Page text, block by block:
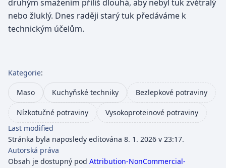
druhým smažením příliš dlouhá, aby nebyl tuk zvětralý
nebo žluklý. Dnes raději starý tuk předáváme k
technickým účelům.
Kategorie:
Maso Kuchyňské techniky Bezlepkové potraviny
Nízkotučné potraviny
Vysokoproteinové potraviny
Last modified
Stránka byla naposledy editována 8. 1. 2026 v 23:17.
Autorská práva
Obsah je dostupný pod Attribution-NonCommercial-